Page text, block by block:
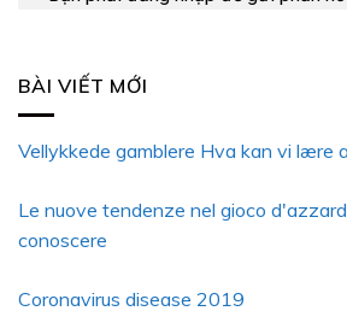
BÀI VIẾT MỚI
Vellykkede gamblere Hva kan vi lære
Le nuove tendenze nel gioco
conoscere
Coronavirus disease 2019